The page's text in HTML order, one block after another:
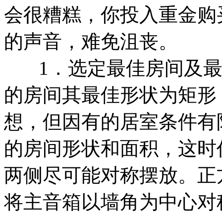
会很糟糕，你投入重金
的声音，难免沮丧。
1．选定最佳房间及最
的房间其最佳形状为矩
想，但因有的居室条件
的房间形状和面积，这
两侧尽可能对称摆放。
将主音箱以墙角为中心